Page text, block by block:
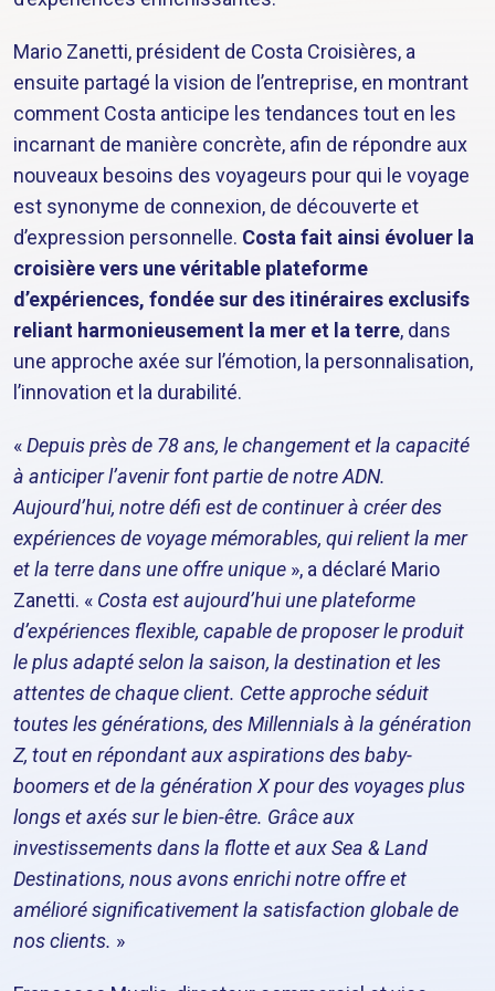
Mario Zanetti, président de Costa Croisières, a
ensuite partagé la vision de l’entreprise, en montrant
comment Costa anticipe les tendances tout en les
incarnant de manière concrète, afin de répondre aux
nouveaux besoins des voyageurs pour qui le voyage
est synonyme de connexion, de découverte et
d’expression personnelle. Costa fait ainsi évoluer la
croisière vers une véritable plateforme
d’expériences, fondée sur des itinéraires exclusifs
reliant harmonieusement la mer et la terre, dans
une approche axée sur l’émotion, la personnalisation,
l’innovation et la durabilité.
«Depuis près de 78 ans, le changement et la capacité
à anticiper l’avenir font partie de notre ADN.
Aujourd’hui, notre défi est de continuer à créer des
expériences de voyage mémorables, qui relient la mer
et la terre dans une offre unique », a déclaré Mario
Zanetti. « Costa est aujourd’hui une plateforme
d’expériences flexible, capable de proposer le produit
le plus adapté selon la saison, la destination et les
attentes de chaque client. Cette approche séduit
toutes les générations, des Millennials à la génération
Z, tout en répondant aux aspirations des baby-
boomers et de la génération X pour des voyages plus
longs et axés sur le bien-être. Grâce aux
investissements dans la flotte et aux Sea & Land
Destinations, nous avons enrichi notre offre et
amélioré significativement la satisfaction globale de
nos clients. »